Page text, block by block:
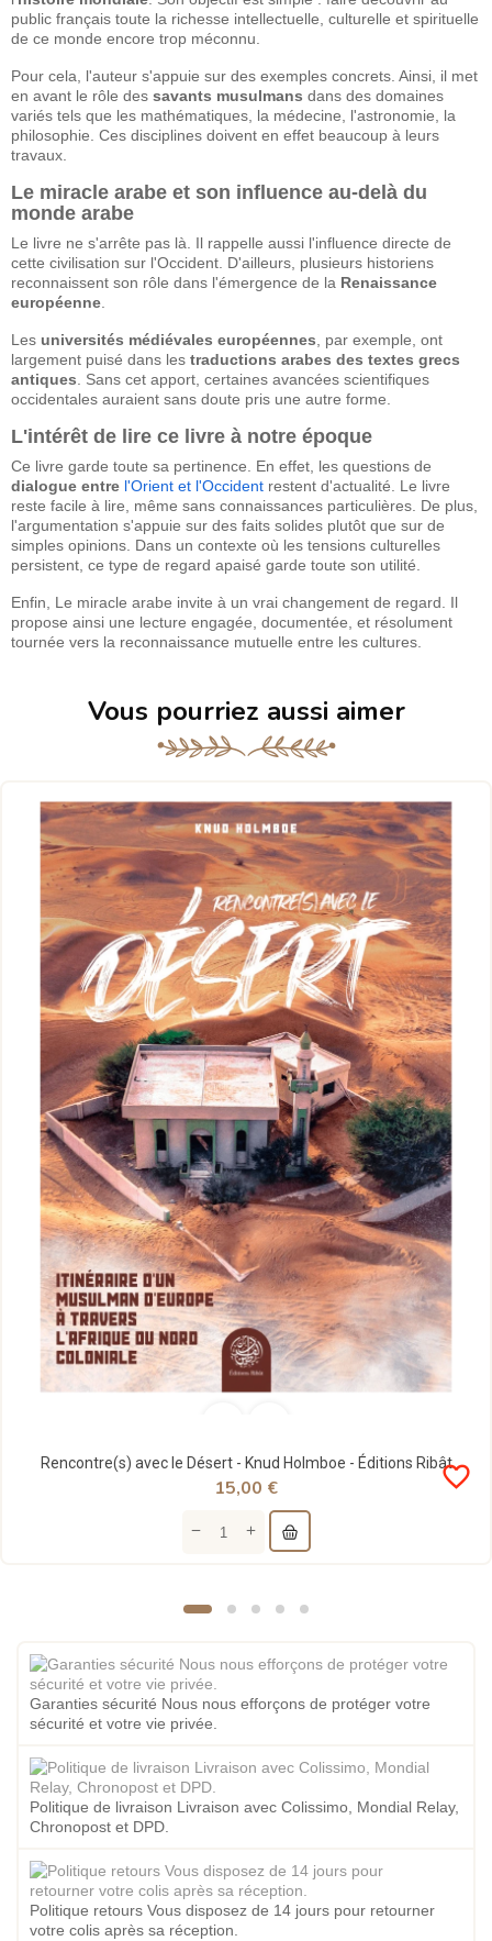
public français toute la richesse intellectuelle, culturelle et spirituelle
de ce monde encore trop méconnu.
Pour cela, l'auteur s'appuie sur des exemples concrets. Ainsi, il met
en avant le rôle des savants musulmans dans des domaines
variés tels que les mathématiques, la médecine, l'astronomie, la
philosophie. Ces disciplines doivent en effet beaucoup à leurs
travaux.
Le miracle arabe et son influence au-delà du
monde arabe
Le livre ne s'arrête pas là. Il rappelle aussi l'influence directe de
cette civilisation sur l'Occident. D'ailleurs, plusieurs historiens
reconnaissent son rôle dans l'émergence de la Renaissance
européenne
Les universités médiévales européennes , par exemple, ont
largement puisé dans les traductions arabes des textes grecs
antiques . Sans cet apport, certaines avancées scientifiques
occidentales auraient sans doute pris une autre forme.
L'intérêt de lire ce livre à notre époque
Ce livre garde toute sa pertinence. En effet, les questions de
dialogue entre l'Orient et l'Occident restent d'actualité. Le livre
reste facile à lire, même sans connaissances particulières. De plus,
l'argumentation s'appuie sur des faits solides plutôt que sur de
simples opinions. Dans un contexte où les tensions culturelles
persistent, ce type de regard apaisé garde toute son utilité.
Enfin, Le miracle arabe invite à un vrai changement de regard. Il
propose ainsi une lecture engagée, documentée, et résolument
tournée vers la reconnaissance mutuelle entre les cultures.
Vous pourriez aussi aimer
Rencontre(s) avec le Désert - Knud Holmboe - Éditions Ribâtfavorite_border
15,00 €
Garanties sécurité Nous nous efforçons de protéger votre
sécurité et votre vie privée.
Politique de livraison Livraison avec Colissimo, Mondial Relay,
Chronopost et DPD.
Politique retours Vous disposez de 14 jours pour retourner
votre colis après sa réception.